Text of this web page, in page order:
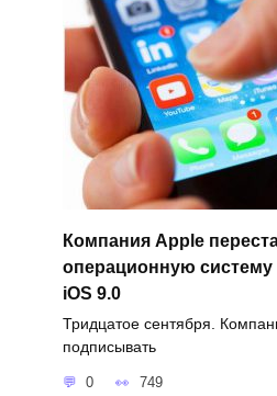
Компания Apple
операционную систему
iOS 9.0
Тридцатое сентября.
подписывать
0 749